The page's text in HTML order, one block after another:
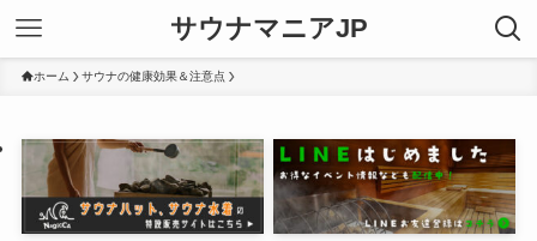
サウナマニアJP
ホーム サウナの健康効果＆注意点